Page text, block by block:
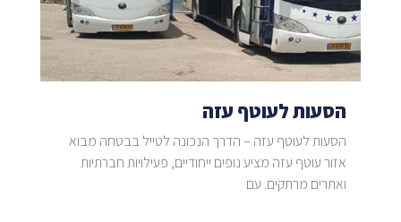
הסעות לעוטף עזה
הסעות לעוטף עזה – הדרך הנכונה לטייל בבטחה מבוא
אזור עוטף עזה מציע נופים ייחודיים, פעילויות חברתיות
ואתרים מרתקים. עם